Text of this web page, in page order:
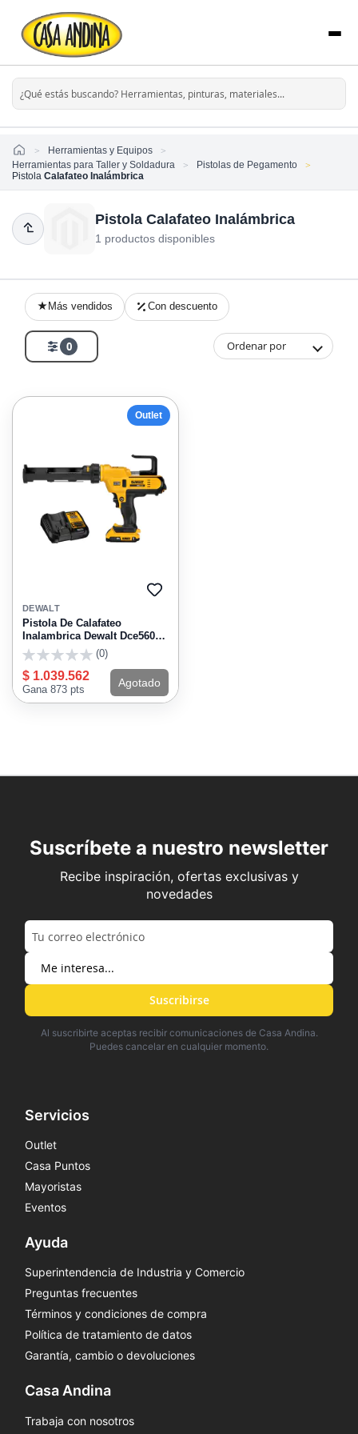
HomeHerramientas y Equipos
Herramientas para Taller y Soldadura
Pistolas de Pegamento
Pistola Calafateo Inalámbrica
Pistola Calafateo Inalámbrica
1 productos disponibles
Más vendidos Con descuento
0 Ordenar por
Outlet
AGREGAR
DEWALT
Pistola De Calafateo
Inalambrica Dewalt Dce560D1
20V
(0)
$ 1.039.562
Gana 873 pts
Agotado
Suscríbete a nuestro newsletter
Recibe inspiración, ofertas exclusivas y
novedades
Suscribirse
Al suscribirte aceptas recibir comunicaciones de Casa Andina.
Puedes cancelar en cualquier momento.
Servicios
Outlet
Casa Puntos
Mayoristas
Eventos
Ayuda
Superintendencia de Industria y Comercio
Preguntas frecuentes
Términos y condiciones de compra
Política de tratamiento de datos
Garantía, cambio o devoluciones
Casa Andina
Trabaja con nosotros